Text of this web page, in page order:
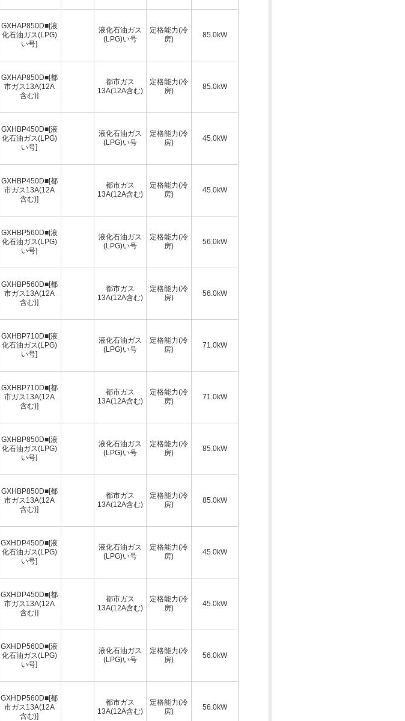
GXHAP850D■[液
化石油ガス(LPG)
い号]
液化石油ガス
(LPG)い号
定格能力(冷
房)
85.0kW
GXHAP850D■[都
市ガス13A(12A
含む)]
都市ガス
13A(12A含む)
定格能力(冷
房)
85.0kW
GXHBP450D■[液
化石油ガス(LPG)
い号]
液化石油ガス
(LPG)い号
定格能力(冷
房)
45.0kW
GXHBP450D■[都
市ガス13A(12A
含む)]
都市ガス
13A(12A含む)
定格能力(冷
房)
45.0kW
GXHBP560D■[液
化石油ガス(LPG)
い号]
液化石油ガス
(LPG)い号
定格能力(冷
房)
56.0kW
GXHBP560D■[都
市ガス13A(12A
含む)]
都市ガス
13A(12A含む)
定格能力(冷
房)
56.0kW
GXHBP710D■[液
化石油ガス(LPG)
い号]
液化石油ガス
(LPG)い号
定格能力(冷
房)
71.0kW
GXHBP710D■[都
市ガス13A(12A
含む)]
都市ガス
13A(12A含む)
定格能力(冷
房)
71.0kW
GXHBP850D■[液
化石油ガス(LPG)
い号]
液化石油ガス
(LPG)い号
定格能力(冷
房)
85.0kW
GXHBP850D■[都
市ガス13A(12A
含む)]
都市ガス
13A(12A含む)
定格能力(冷
房)
85.0kW
GXHDP450D■[液
化石油ガス(LPG)
い号]
液化石油ガス
(LPG)い号
定格能力(冷
房)
45.0kW
GXHDP450D■[都
市ガス13A(12A
含む)]
都市ガス
13A(12A含む)
定格能力(冷
房)
45.0kW
GXHDP560D■[液
化石油ガス(LPG)
い号]
液化石油ガス
(LPG)い号
定格能力(冷
房)
56.0kW
GXHDP560D■[都
市ガス13A(12A
含む)]
都市ガス
13A(12A含む)
定格能力(冷
房)
56.0kW